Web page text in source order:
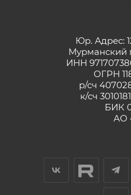
Юр. Адрес:
Мурманский
ИНН
ОГРН
р/сч
к/сч
БИК
АО